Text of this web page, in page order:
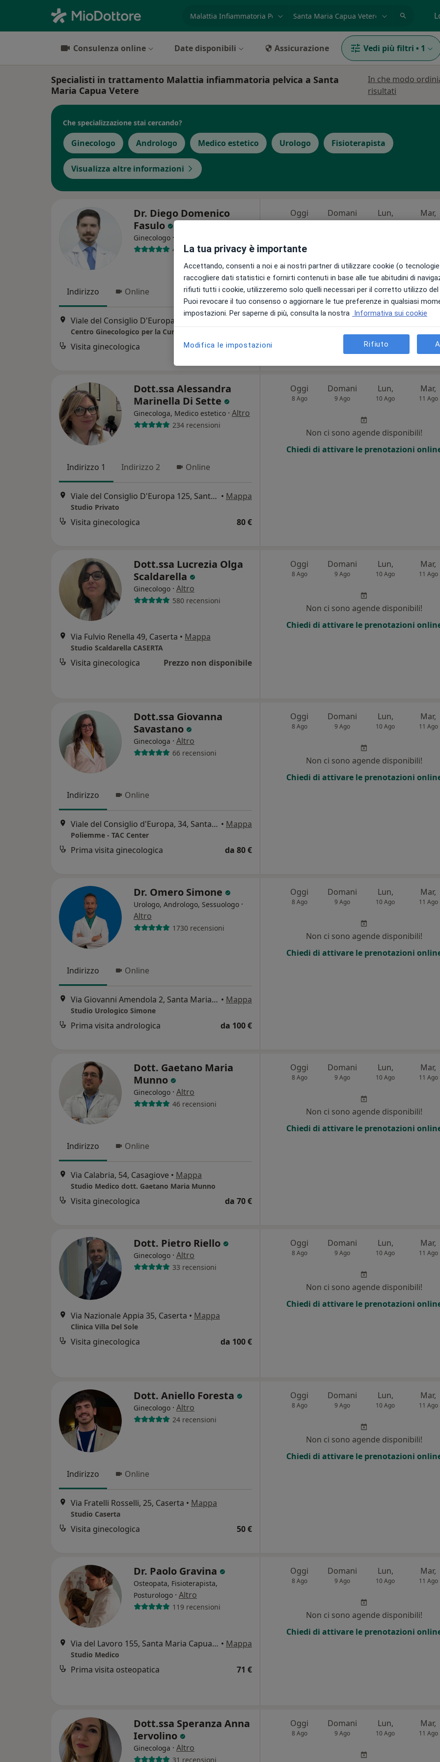
Consulenza online Date disponibili Assicurazione Vedi più filtri • 1
Specialisti in trattamento Malattia infiammatoria pelvica a Santa
Maria Capua Vetere
In che modo
risultati
Che specializzazione stai cercando?
Ginecologo Andrologo Medico estetico Urologo Fisioterapista
Visualizza altre informazioni
Dr. Diego Domenico
Fasulo
Ginecologo ·
49 recensioni
Indirizzo Online
Mappa
Visita ginecologica da 60 €
Oggi
8 Ago
Domani
9 Ago
Lun,
10 Ago
Mar,
11 Ago
Chiedi di attivare le prenotazioni
Dott.ssa Alessandra
Marinella Di Sette
Ginecologa, Medico estetico · Altro
234 recensioni
Indirizzo 1 Indirizzo 2 Online
Viale del Consiglio D'Europa 125, Santa Maria Capua Vetere • Mappa
Studio Privato
Visita ginecologica 80 €
Oggi
8 Ago
Domani
9 Ago
Lun,
10 Ago
Mar,
11 Ago
Non ci sono agende disponibili!
Chiedi di attivare le prenotazioni
Dott.ssa Lucrezia Olga
Scaldarella
Ginecologo · Altro
580 recensioni
Via Fulvio Renella 49, Caserta • Mappa
Studio Scaldarella CASERTA
Visita ginecologica Prezzo non disponibile
Oggi
8 Ago
Domani
9 Ago
Lun,
10 Ago
Mar,
11 Ago
Non ci sono agende disponibili!
Chiedi di attivare le prenotazioni
Dott.ssa Giovanna
Savastano
Ginecologa · Altro
66 recensioni
Indirizzo Online
Viale del Consiglio d'Europa, 34, Santa Maria Capua Vetere • Mappa
Poliemme - TAC Center
Prima visita ginecologica da 80 €
Oggi
8 Ago
Domani
9 Ago
Lun,
10 Ago
Mar,
11 Ago
Non ci sono agende disponibili!
Chiedi di attivare le prenotazioni
Dr. Omero Simone
Urologo, Andrologo, Sessuologo ·
Altro
1730 recensioni
Indirizzo Online
Via Giovanni Amendola 2, Santa Maria Capua Vetere • Mappa
Studio Urologico Simone
Prima visita andrologica da 100 €
Oggi
8 Ago
Domani
9 Ago
Lun,
10 Ago
Mar,
11 Ago
Non ci sono agende disponibili!
Chiedi di attivare le prenotazioni
Dott. Gaetano Maria
Munno
Ginecologo · Altro
46 recensioni
Indirizzo Online
Via Calabria, 54, Casagiove • Mappa
Studio Medico dott. Gaetano Maria Munno
Visita ginecologica da 70 €
Oggi
8 Ago
Domani
9 Ago
Lun,
10 Ago
Mar,
11 Ago
Non ci sono agende disponibili!
Chiedi di attivare le prenotazioni
Dott. Pietro Riello
Ginecologo · Altro
33 recensioni
Via Nazionale Appia 35, Caserta • Mappa
Clinica Villa Del Sole
Visita ginecologica da 100 €
Oggi
8 Ago
Domani
9 Ago
Lun,
10 Ago
Mar,
11 Ago
Non ci sono agende disponibili!
Chiedi di attivare le prenotazioni
Dott. Aniello Foresta
Ginecologo · Altro
24 recensioni
Indirizzo Online
Via Fratelli Rosselli, 25, Caserta • Mappa
Studio Caserta
Visita ginecologica 50 €
Oggi
8 Ago
Domani
9 Ago
Lun,
10 Ago
Mar,
11 Ago
Non ci sono agende disponibili!
Chiedi di attivare le prenotazioni
Dr. Paolo Gravina
Osteopata, Fisioterapista,
Posturologo · Altro
119 recensioni
Via del Lavoro 155, Santa Maria Capua Vetere • Mappa
Studio Medico
Prima visita osteopatica 71 €
Oggi
8 Ago
Domani
9 Ago
Lun,
10 Ago
Mar,
11 Ago
Non ci sono agende disponibili!
Chiedi di attivare le prenotazioni
Dott.ssa Speranza Anna
Iervolino
Ginecologa · Altro
31 recensioni
Oggi
8 Ago
Domani
9 Ago
Lun,
10 Ago
Mar,
11 Ago
La tua privacy è importante
Accettando, consenti a noi e ai nostri partner di utilizzare cookie (o
raccogliere dati statistici e fornirti contenuti in base alle tue abitudini di
rifiuti tutti i cookie, utilizzeremo solo quelli necessari per il corretto utilizzo
Puoi revocare il tuo consenso o aggiornare le tue preferenze in qualsiasi
impostazioni. Per saperne di più, consulta la nostra Informativa sui cookie
Modifica le impostazioni Rifiuto